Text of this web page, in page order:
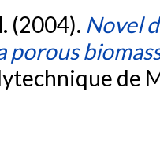
(2004). Novel
porous
de